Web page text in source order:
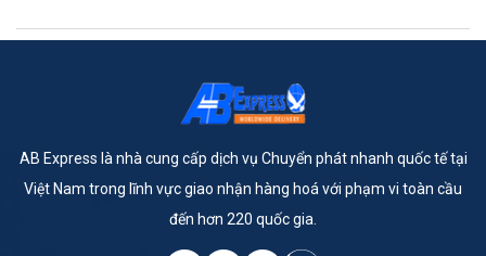
AB Express là nhà cung cấp dịch vụ Chuyển phát nhanh quốc tế tại
Việt Nam trong lĩnh vực giao nhận hàng hoá với phạm vi toàn cầu
đến hơn 220 quốc gia.